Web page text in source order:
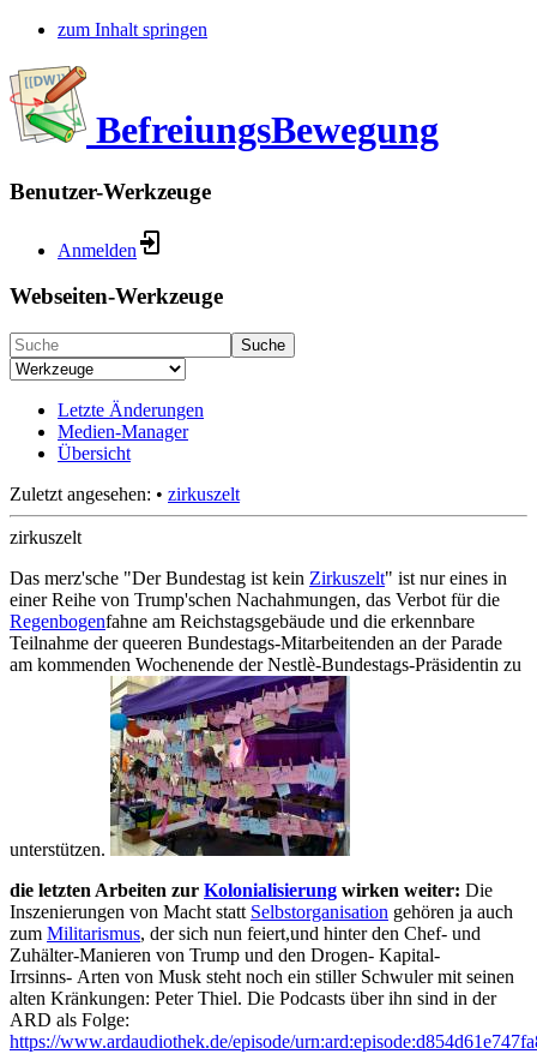
zum Inhalt springen
BefreiungsBewegung
Benutzer-Werkzeuge
Anmelden
Webseiten-Werkzeuge
Suche
Letzte Änderungen
Medien-Manager
Übersicht
Zuletzt angesehen: • zirkuszelt
zirkuszelt
Das merz'sche "Der Bundestag ist kein Zirkuszelt" ist nur eines in
einer Reihe von Trump'schen Nachahmungen, das Verbot für die
Regenbogenfahne am Reichstagsgebäude und die erkennbare
Teilnahme der queeren Bundestags-Mitarbeitenden an der Parade
am kommenden Wochenende der Nestlè-Bundestags-Präsidentin zu
unterstützen.
die letzten Arbeiten zur Kolonialisierung wirken weiter: Die
Inszenierungen von Macht statt Selbstorganisation gehören ja auch
zum Militarismus, der sich nun feiert,und hinter den Chef- und
Zuhälter-Manieren von Trump und den Drogen- Kapital-
Irrsinns- Arten von Musk steht noch ein stiller Schwuler mit seinen
alten Kränkungen: Peter Thiel. Die Podcasts über ihn sind in der
ARD als Folge:
https://www.ardaudiothek.de/episode/